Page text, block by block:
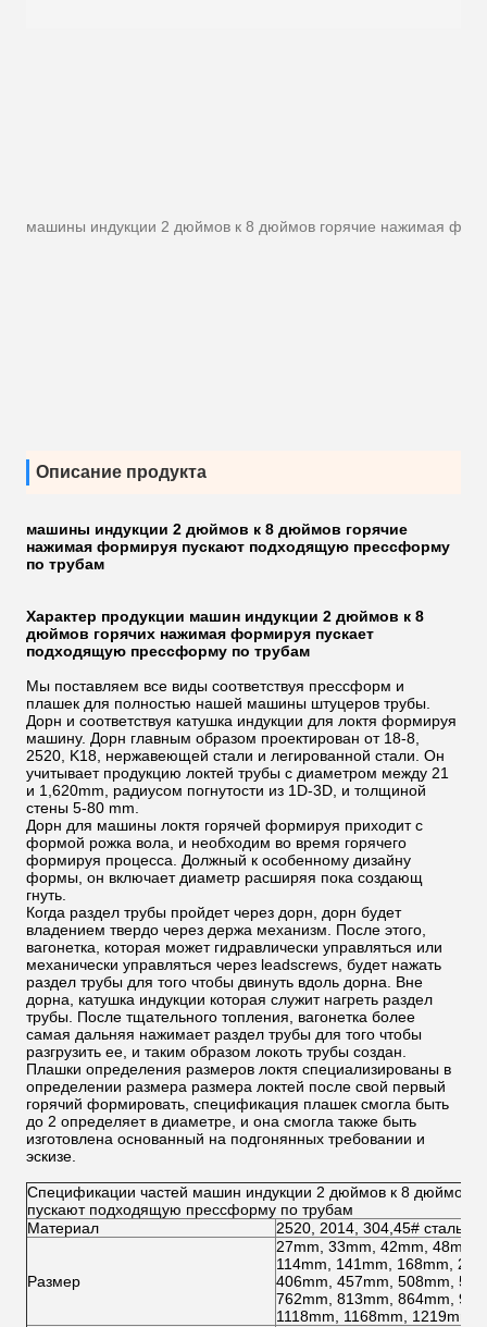
машины индукции 2 дюймов к 8 дюймов горячие нажимая
Описание продукта
машины индукции 2 дюймов к 8 дюймов горячие
нажимая формируя пускают подходящую прессформу
по трубам
Характер продукции машин индукции 2 дюймов к 8
дюймов горячих нажимая формируя пускает
подходящую прессформу по трубам
Мы поставляем все виды соответствуя прессформ и
плашек для полностью нашей машины штуцеров трубы.
Дорн и соответствуя катушка индукции для локтя формируя
машину. Дорн главным образом проектирован от 18-8,
2520, K18, нержавеющей стали и легированной стали. Он
учитывает продукцию локтей трубы с диаметром между 21
и 1,620mm, радиусом погнутости из 1D-3D, и толщиной
стены 5-80 mm.
Дорн для машины локтя горячей формируя приходит с
формой рожка вола, и необходим во время горячего
формируя процесса. Должный к особенному дизайну
формы, он включает диаметр расширяя пока создающ
гнуть.
Когда раздел трубы пройдет через дорн, дорн будет
владением твердо через держа механизм. После этого,
вагонетка, которая может гидравлически управляться или
механически управляться через leadscrews, будет нажать
раздел трубы для того чтобы двинуть вдоль дорна. Вне
дорна, катушка индукции которая служит нагреть раздел
трубы. После тщательного топления, вагонетка более
самая дальняя нажимает раздел трубы для того чтобы
разгрузить ее, и таким образом локоть трубы создан.
Плашки определения размеров локтя специализированы в
определении размера размера локтей после свой первый
горячий формировать, спецификация плашек смогла быть
до 2 определяет в диаметре, и она смогла также быть
изготовлена основанный на подгонянных требовании и
эскизе.
Спецификации частей машин индукции 2 дюймов к 8 дюймов
пускают подходящую прессформу по трубам
Материал
2520, 2014, 304,45# сталь,
Размер
27mm, 33mm, 42mm,
114mm, 141mm, 168mm,
406mm, 457mm, 508mm,
762mm, 813mm, 864mm,
1118mm, 1168mm, 1219mm